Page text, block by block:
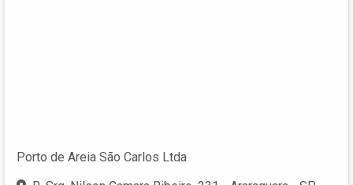
Porto de Areia São Carlos Ltda